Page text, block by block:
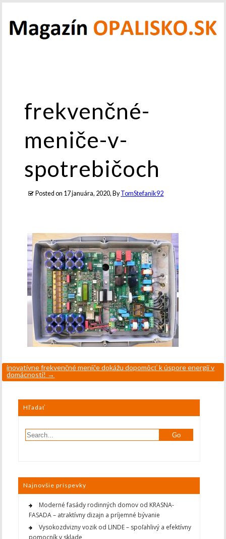
frekvenčné-
meniče-v-
spotrebičoch
Posted on 17 januára, 2020, ByTomStefanik92
inovatívne frekvenčné meniče dokážu dopomôcť k úspore energií v
domácnosti! →
Hľadať
Najnovšie príspevky
Moderné fasády rodinných domov od KRASNA-
FASADA – atraktívny dizajn a príjemné bývanie
Vysokozdvizny vozik od LINDE – spoľahlivý a efektívny